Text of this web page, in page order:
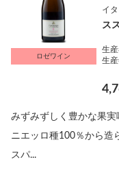
ロゼワイン
イ
ス
生
生
みずみずしく豊かな果
ニエッロ種100％から造
スパ...